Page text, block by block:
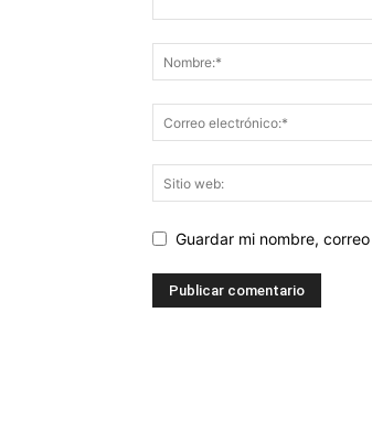
Guardar mi nombre,